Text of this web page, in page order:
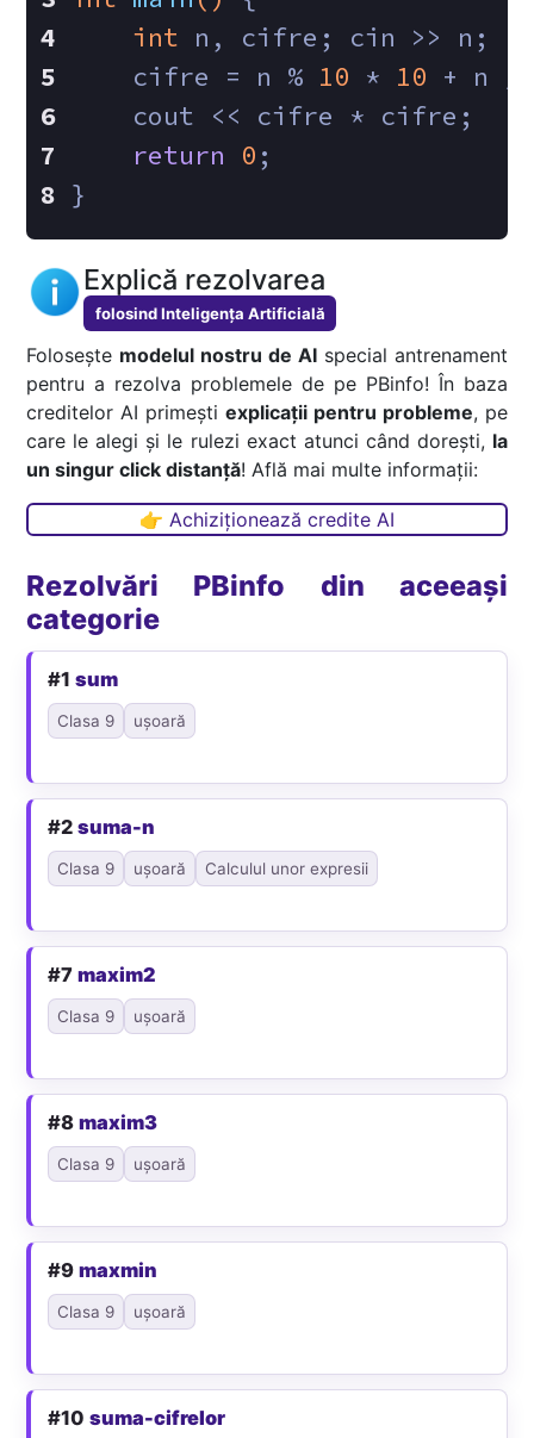
int n, cifre; cin >> n;
    cifre = n %
10 * 10 + n
    cout << cifre * cifre;
return
0 ;
}
Explică rezolvarea
folosind Inteligența Artificială
Folosește modelul nostru de AIspecial antrenament
pentru a rezolva problemele de pe PBinfo! În baza
creditelor AI primești explicații pentru probleme, pe
care le alegi și le rulezi exact atunci când dorești, la
un singur click distanță! Află mai multe informații:
👉 Achiziționează credite AI
Rezolvări PBinfo din aceeași
categorie
#1sum
Clasa 9 ușoară
#2suma-n
Clasa 9 ușoară Calculul unor expresii
#7maxim2
Clasa 9 ușoară
#8maxim3
Clasa 9 ușoară
#9maxmin
Clasa 9 ușoară
#10suma-cifrelor